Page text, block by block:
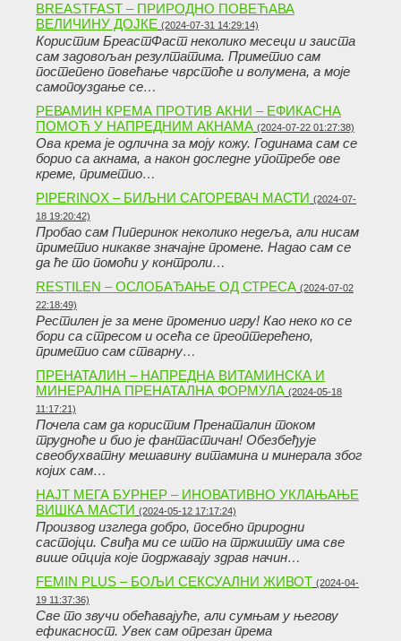
BREASTFAST – ПРИРОДНО ПОВЕЋАВА
ВЕЛИЧИНУ ДОЈКЕ (2024-07-31 14:29:14)
Користим БреастФаст неколико месеци и заиста
сам задовољан резултатима. Приметио сам
постепено повећање чврстоће и волумена, а моје
самопоуздање се…
РЕВАМИН КРЕМА ПРОТИВ АКНИ – ЕФИКАСНА
ПОМОЋ У НАПРЕДНИМ АКНАМА (2024-07-22 01:27:38)
Ова крема је одлична за моју кожу. Годинама сам се
борио са акнама, а након доследне употребе ове
креме, приметио…
PIPERINOX – БИЉНИ САГОРЕВАЧ МАСТИ (2024-07-
18 19:20:42)
Пробао сам Пиперинок неколико недеља, али нисам
приметио никакве значајне промене. Надао сам се
да ће то помоћи у контроли…
RESTILEN – ОСЛОБАЂАЊЕ ОД СТРЕСА (2024-07-02
22:18:49)
Рестилен је за мене променио игру! Као неко ко се
бори са стресом и осећа се преоптерећено,
приметио сам стварну…
ПРЕНАТАЛИН – НАПРЕДНА ВИТАМИНСКА И
МИНЕРАЛНА ПРЕНАТАЛНА ФОРМУЛА (2024-05-18
11:17:21)
Почела сам да користим Пренаталин током
трудноће и био је фантастичан! Обезбеђује
свеобухватну мешавину витамина и минерала због
којих сам…
НАЈТ МЕГА БУРНЕР – ИНОВАТИВНО УКЛАЊАЊЕ
ВИШКА МАСТИ (2024-05-12 17:17:24)
Производ изгледа добро, посебно природни
састојци. Свиђа ми се што на тржишту има све
више опција које подржавају здрав начин…
FEMIN PLUS – БОЉИ СЕКСУАЛНИ ЖИВОТ (2024-04-
19 11:37:36)
Све то звучи обећавајуће, али сумњам у његову
ефикасност. Увек сам опрезан према